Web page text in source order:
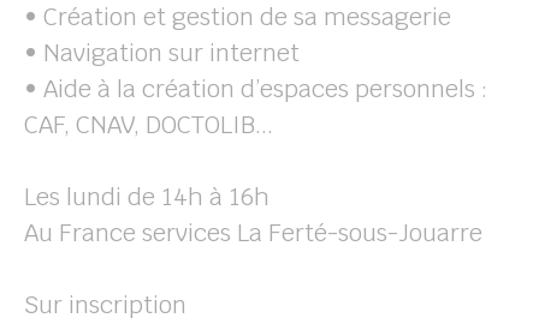
• Création et gestion de sa messagerie
• Navigation sur internet
• Aide à la création d’espaces personnels :
CAF, CNAV, DOCTOLIB...
Les lundi de 14h à 16h
Au France services La Ferté-sous-Jouarre
Sur inscription